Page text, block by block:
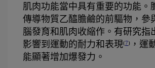
肌肉功能當中具有重要的功能。
傳導物質乙醯膽鹼的前驅物，參
腦發育和肌肉收縮作。有研究指
影響到運動的耐力和表現(7)
，運
能顯著增加爆發力。